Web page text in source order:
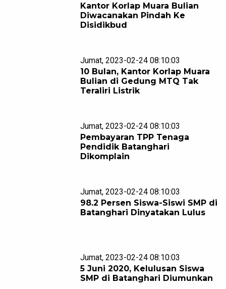
Kantor Korlap Muara Bulian
Diwacanakan Pindah Ke
Disidikbud
Jumat, 2023-02-24 08:10:03
10 Bulan, Kantor Korlap Muara
Bulian di Gedung MTQ Tak
Teraliri Listrik
Jumat, 2023-02-24 08:10:03
Pembayaran TPP Tenaga
Pendidik Batanghari
Dikomplain
Jumat, 2023-02-24 08:10:03
98.2 Persen Siswa-Siswi SMP di
Batanghari Dinyatakan Lulus
Jumat, 2023-02-24 08:10:03
5 Juni 2020, Kelulusan Siswa
SMP di Batanghari Diumunkan